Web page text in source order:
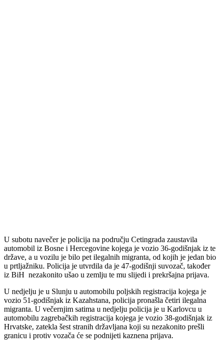
U subotu navečer je policija na području Cetingrada zaustavila
automobil iz Bosne i Hercegovine kojega je vozio 36-godišnjak iz te
države, a u vozilu je bilo pet ilegalnih migranta, od kojih je jedan bio
u prtljažniku. Policija je utvrdila da je 47-godišnji suvozač, također
iz BiH nezakonito ušao u zemlju te mu slijedi i prekršajna prijava.
U nedjelju je u Slunju u automobilu poljskih registracija kojega je
vozio 51-godišnjak iz Kazahstana, policija pronašla četiri ilegalna
migranta. U večernjim satima u nedjelju policija je u Karlovcu u
automobilu zagrebačkih registracija kojega je vozio 38-godišnjak iz
Hrvatske, zatekla šest stranih državljana koji su nezakonito prešli
granicu i protiv vozača će se podnijeti kaznena prijava.